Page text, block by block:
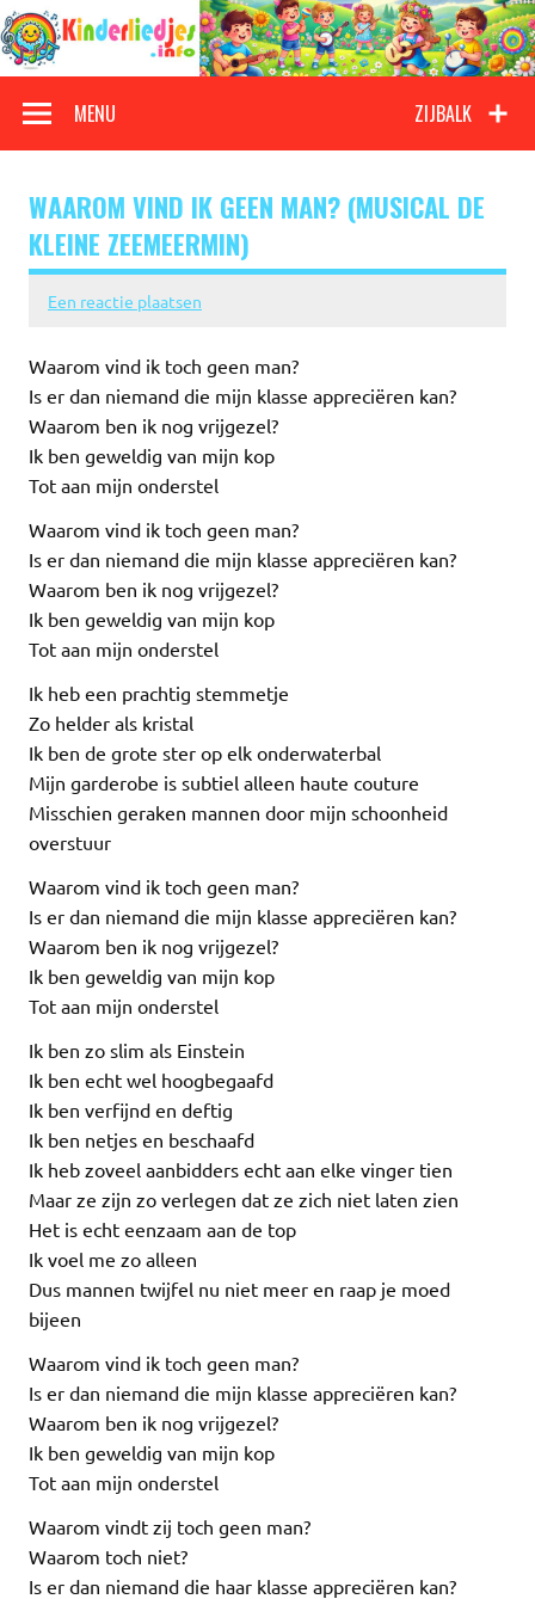
Doorgaan
naar
inhoud
Kinderliedjes
ZIJBALK
MENU
WAAROM VIND IK GEEN MAN? (MUSICAL DE
KLEINE ZEEMEERMIN)
Een reactie plaatsen
Waarom vind ik toch geen man?
Is er dan niemand die mijn klasse appreciëren kan?
Waarom ben ik nog vrijgezel?
Ik ben geweldig van mijn kop
Tot aan mijn onderstel
Waarom vind ik toch geen man?
Is er dan niemand die mijn klasse appreciëren kan?
Waarom ben ik nog vrijgezel?
Ik ben geweldig van mijn kop
Tot aan mijn onderstel
Ik heb een prachtig stemmetje
Zo helder als kristal
Ik ben de grote ster op elk onderwaterbal
Mijn garderobe is subtiel alleen haute couture
Misschien geraken mannen door mijn schoonheid
overstuur
Waarom vind ik toch geen man?
Is er dan niemand die mijn klasse appreciëren kan?
Waarom ben ik nog vrijgezel?
Ik ben geweldig van mijn kop
Tot aan mijn onderstel
Ik ben zo slim als Einstein
Ik ben echt wel hoogbegaafd
Ik ben verfijnd en deftig
Ik ben netjes en beschaafd
Ik heb zoveel aanbidders echt aan elke vinger tien
Maar ze zijn zo verlegen dat ze zich niet laten zien
Het is echt eenzaam aan de top
Ik voel me zo alleen
Dus mannen twijfel nu niet meer en raap je moed
bijeen
Waarom vind ik toch geen man?
Is er dan niemand die mijn klasse appreciëren kan?
Waarom ben ik nog vrijgezel?
Ik ben geweldig van mijn kop
Tot aan mijn onderstel
Waarom vindt zij toch geen man?
Waarom toch niet?
Is er dan niemand die haar klasse appreciëren kan?